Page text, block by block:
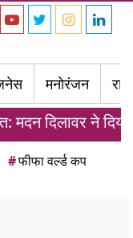
मनोरंजन
ने दिया
#फीफा वर्ल्ड कप